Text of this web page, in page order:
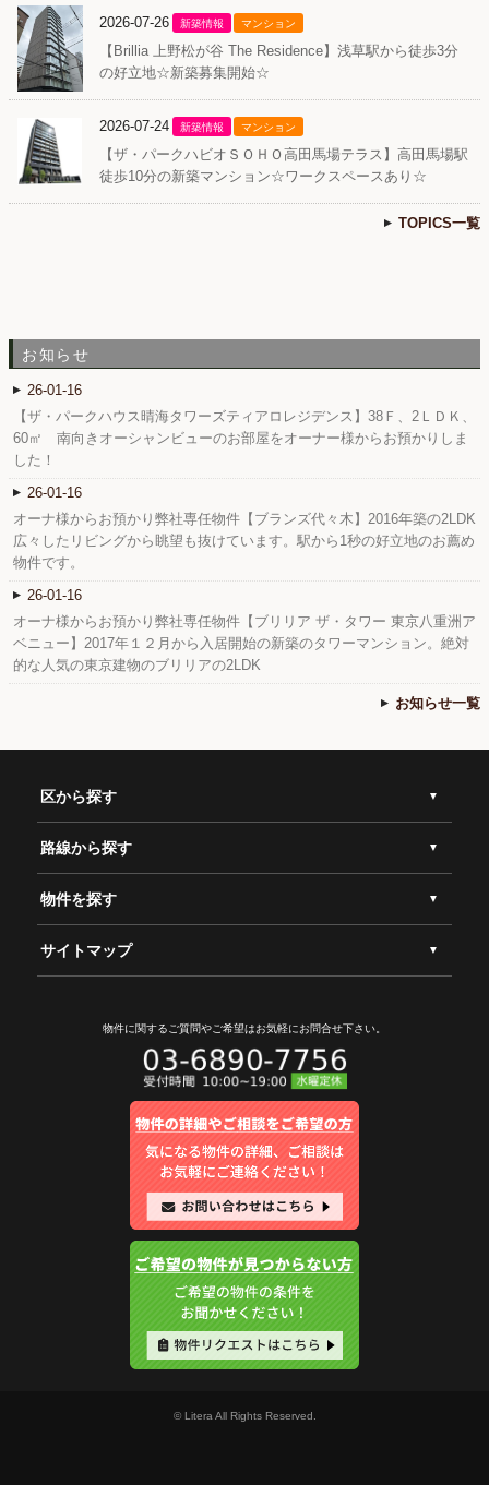
2026-07-26 新築情報 マンション
【Brillia 上野松が谷 The Residence】浅草駅から徒歩3分
の好立地☆新築募集開始☆
2026-07-24 新築情報 マンション
【ザ・パークハビオＳＯＨＯ高田馬場テラス】高田馬場駅
徒歩10分の新築マンション☆ワークスペースあり☆
TOPICS一覧
お知らせ
26-01-16
【ザ・パークハウス晴海タワーズティアロレジデンス】38Ｆ、2ＬＤＫ、
60㎡ 南向きオーシャンビューのお部屋をオーナー様からお預かりしま
した！
26-01-16
オーナ様からお預かり弊社専任物件【ブランズ代々木】2016年築の2LDK
広々したリビングから眺望も抜けています。駅から1秒の好立地のお薦め
物件です。
26-01-16
オーナ様からお預かり弊社専任物件【ブリリア ザ・タワー 東京八重洲ア
ベニュー】2017年１２月から入居開始の新築のタワーマンション。絶対
的な人気の東京建物のブリリアの2LDK
お知らせ一覧
区から探す
路線から探す
物件を探す
サイトマップ
物件に関するご質問やご希望はお気軽にお問合せ下さい。
© Litera All Rights Reserved.